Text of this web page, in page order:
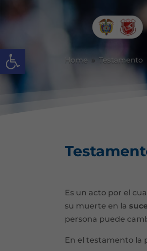
Abrir barra de herramientas
Home
9 Testamento
Es un acto por el
su muerte en la
persona puede
En el testamento la